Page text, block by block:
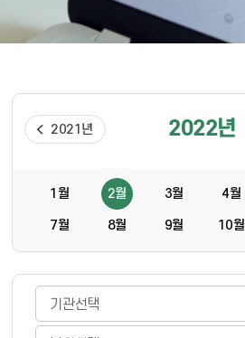
2022년
2021년
1월 2월 3월 4월
7월 8월 9월 10월